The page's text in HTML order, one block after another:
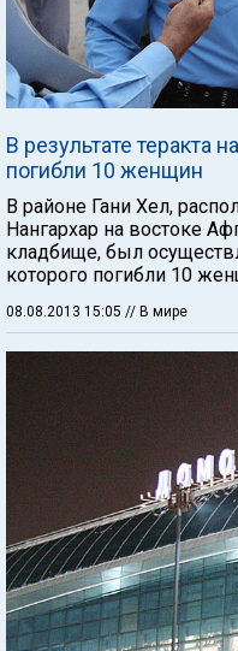
В результате теракта
погибли 10 женщин
В районе Гани Хел,
Нангархар на востоке
кладбище, был
которого погибли 10
08.08.2013 15:05 // В мире